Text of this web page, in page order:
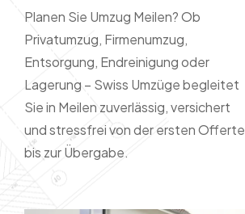
Planen Sie Umzug Meilen? Ob
Privatumzug, Firmenumzug,
Entsorgung, Endreinigung oder
Lagerung – Swiss Umzüge begleitet
Sie in Meilen zuverlässig, versichert
und stressfrei von der ersten Offerte
bis zur Übergabe.